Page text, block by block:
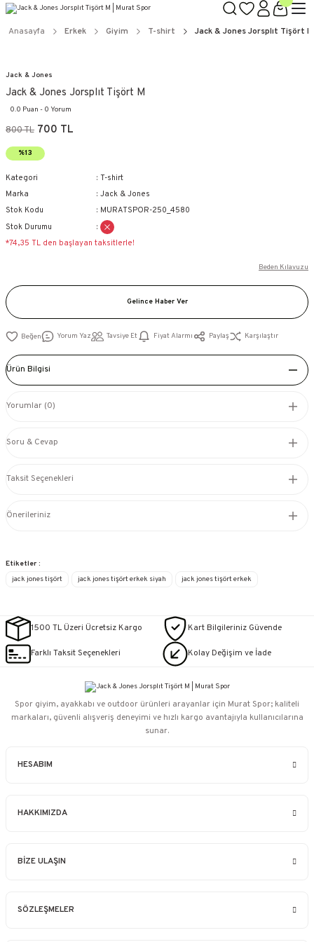
Anasayfa Erkek Giyim T-shirt Jack & Jones Jorsplıt Tişört M
Jack & Jones
Jack & Jones Jorsplıt Tişört M
0.0 Puan - 0 Yorum
800 TL 700 TL
%13
Kategori
T-shirt
Marka
Jack & Jones
Stok Kodu
MURATSPOR-250_4580
Stok Durumu
*74,35 TL den başlayan taksitlerle!
Beden Kılavuzu
Gelince Haber Ver
Yorum Yaz Tavsiye Et Fiyat Alarmı Paylaş Karşılaştır
Ürün Bilgisi
Yorumlar (0)
Soru & Cevap
Taksit Seçenekleri
Önerileriniz
Etiketler :
jack jones tişört
jack jones tişört erkek siyah jack jones tişört erkek
1500 TL Üzeri Ücretsiz Kargo Kart Bilgileriniz Güvende
Farklı Taksit Seçenekleri Kolay Değişim ve İade
HESABIM
HAKKIMIZDA
BİZE ULAŞIN
SÖZLEŞMELER
Spor giyim, ayakkabı ve outdoor ürünleri arayanlar için Murat Spor; kaliteli
markaları, güvenli alışveriş deneyimi ve hızlı kargo avantajıyla kullanıcılarına
sunar.